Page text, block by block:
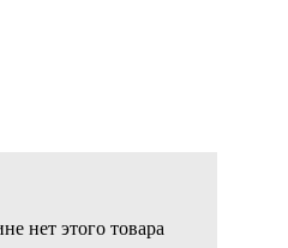
нет этого товара